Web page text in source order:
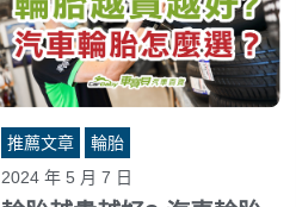
2024 年 5 月 7 日
推薦文章 輪胎